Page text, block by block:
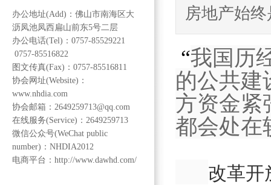
办公地址(Add)：佛山市南海区大
沥凤池凤西扁山前东5号二层
办公电话(Tel)：0757-85529221
0757-85516822
图文传真(Fax)：0757-85516811
协会网址(Website)：
www.nhdia.com
协会邮箱：2649259713@qq.com
在线服务(Service)：2649259713
微信公众号(WeChat public
number)：NHDIA2012
电商平台：http://www.dawhd.com/
房地产始
“我国历
的公共建
方资金紧
都会处在
改革开